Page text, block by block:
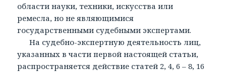
области науки, техники, искусства или
ремесла, но не являющимися
государственными судебными экспертами.
На судебно-экспертную деятельность лиц,
указанных в части первой настоящей статьи,
распространяется действие статей 2, 4, 6 – 8, 16